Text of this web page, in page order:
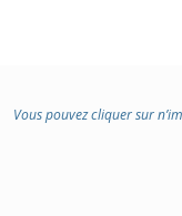
Vous pouvez cliquer sur